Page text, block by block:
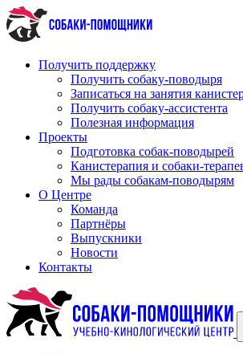
Перейти
к
содержимому
Получить поддержку
Получить собаку-поводыря
Записаться на занятия
Получить собаку-ассистента
Полезная информация
Проекты
Подготовка собак-поводырей
Канистерапия и собаки-
Мы рады собакам-поводырям
О Центре
Команда
Партнёры
Выпускники
Новости
Контакты